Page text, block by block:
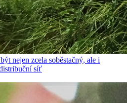
nejen zcela soběstačný, ale i
síť